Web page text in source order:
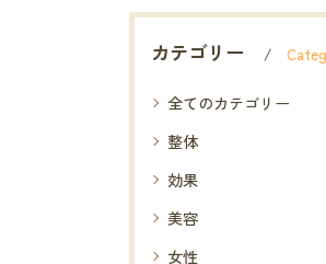
カテゴリー
全てのカテゴリー
整体
効果
美容
女性